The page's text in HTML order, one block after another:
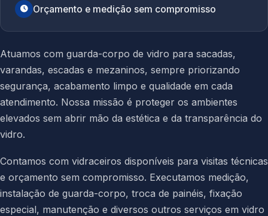
Orçamento e medição sem compromisso
Atuamos com guarda-corpo de vidro para sacadas,
varandas, escadas e mezaninos, sempre priorizando
segurança, acabamento limpo e qualidade em cada
atendimento. Nossa missão é proteger os ambientes
elevados sem abrir mão da estética e da transparência do
vidro.
Contamos com vidraceiros disponíveis para visitas técnicas
e orçamento sem compromisso. Executamos medição,
instalação de guarda-corpo, troca de painéis, fixação
especial, manutenção e diversos outros serviços em vidro